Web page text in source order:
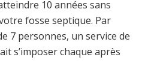
10 années sans
fosse septique. Par
7 personnes, un service de
s’imposer chaque après